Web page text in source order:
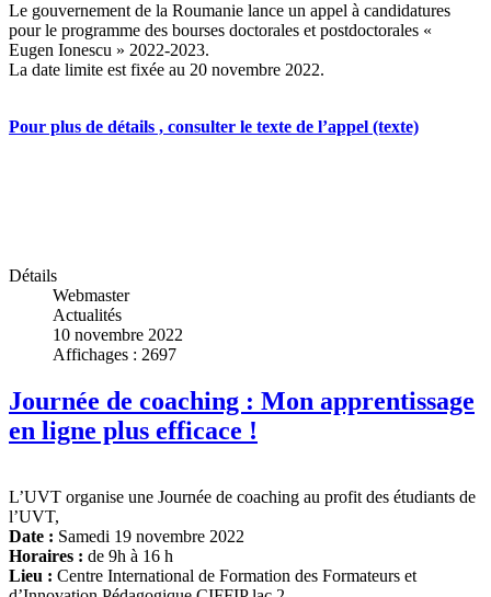
Le gouvernement de la Roumanie lance un appel à candidatures
pour le programme des bourses doctorales et postdoctorales «
Eugen Ionescu » 2022-2023.
La date limite est fixée au 20 novembre 2022.
Pour plus de détails , consulter le texte de l’appel (texte)
Détails
Webmaster
Actualités
10 novembre 2022
Affichages : 2697
Journée de coaching : Mon apprentissage
en ligne plus efficace !
L’UVT organise une Journée de coaching au profit des étudiants de
l’UVT,
Date : Samedi 19 novembre 2022
Horaires : de 9h à 16 h
Lieu : Centre International de Formation des Formateurs et